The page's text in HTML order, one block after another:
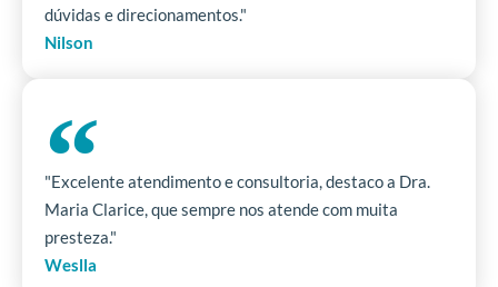
dúvidas e direcionamentos."
Nilson
"Excelente atendimento e consultoria, destaco a Dra.
Maria Clarice, que sempre nos atende com muita
presteza."
Weslla